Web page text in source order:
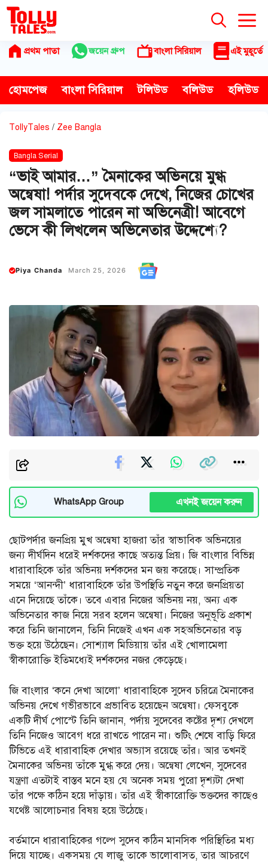
Skip
content
প্রথম পাতা জয়েন গ্রুপ বাংলা সিরিয়াল এই মুহূর্তে
হোমপেজ বাংলা সিরিয়াল টলিউড বলিউড হলিউড
TollyTales / Zee Bangla
Bangla Serial
“ভাই আমার…” মৈনাকের অভিনয়ে মুগ্ধ
অন্বেষা! পর্দার সুদেবকে দেখে, নিজের চোখের
জল সামলাতে পারেন না অভিনেত্রী! আবেগে
ভেসে কী লিখলেন অভিনেতার উদ্দেশ্যে?
Piya Chanda March 25, 2026
WhatsApp Group এখনই জয়েন করুন
ছোটপর্দার জনপ্রিয় মুখ অন্বেষা হাজরা তাঁর স্বাভাবিক অভিনয়ের
জন্য দীর্ঘদিন ধরেই দর্শকদের কাছে অত্যন্ত প্রিয়। জি বাংলার বিভিন্ন
ধারাবাহিকে তাঁর অভিনয় দর্শকদের মন জয় করেছে। সাম্প্রতিক
সময়ে ‘আনন্দী’ ধারাবাহিকে তাঁর উপস্থিতি নতুন করে জনপ্রিয়তা
এনে দিয়েছে তাঁকে। তবে এবার নিজের অভিনয় নয়, অন্য এক
অভিনেতার কাজ নিয়ে সরব হলেন অন্বেষা। নিজের অনুভূতি প্রকাশ
করে তিনি জানালেন, তিনি নিজেই এখন এক সহঅভিনেতার বড়
ভক্ত হয়ে উঠেছেন। সোশ্যাল মিডিয়ায় তাঁর এই খোলামেলা
স্বীকারোক্তি ইতিমধ্যেই দর্শকদের নজর কেড়েছে।
জি বাংলার ‘কনে দেখা আলো’ ধারাবাহিকে সুদেব চরিত্রে মৈনাকের
অভিনয় দেখে গভীরভাবে প্রভাবিত হয়েছেন অন্বেষা। ফেসবুকে
একটি দীর্ঘ পোস্টে তিনি জানান, পর্দায় সুদেবের কষ্টের দৃশ্য দেখলে
তিনি নিজেও আবেগ ধরে রাখতে পারেন না। শুটিং শেষে বাড়ি ফিরে
টিভিতে এই ধারাবাহিক দেখার অভ্যাস রয়েছে তাঁর। আর তখনই
মৈনাকের অভিনয় তাঁকে মুগ্ধ করে দেয়। অন্বেষা লেখেন, সুদেবের
যন্ত্রণা এতটাই বাস্তব মনে হয় যে অনেক সময় পুরো দৃশ্যটা দেখা
তাঁর পক্ষে কঠিন হয়ে দাঁড়ায়। তাঁর এই স্বীকারোক্তি ভক্তদের কাছেও
যথেষ্ট আলোচনার বিষয় হয়ে উঠেছে।
বর্তমানে ধারাবাহিকের গল্পে সুদেব কঠিন মানসিক পরিস্থিতির মধ্য
দিয়ে যাচ্ছে। একসময় যে লাজু তাকে ভালোবাসত, তার আচরণে